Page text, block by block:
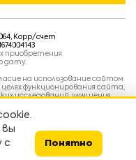
Корр/счет
приобретения
дату.
на использование сайтом
функционирования сайта,
исследований, улучшения
вы
с
Понятно